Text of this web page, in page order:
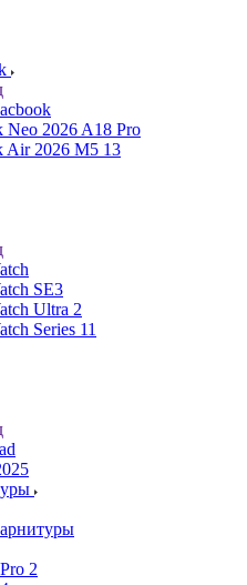
Neo 2026 A18 Pro
Air 2026 M5 13
SE3
Ultra 2
Series 11
2